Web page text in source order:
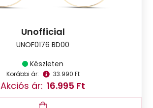
Unofficial
UNOF0176 BD00
Készleten
Korábbi ár: 33.990 Ft
Akciós ár: 16.995 Ft